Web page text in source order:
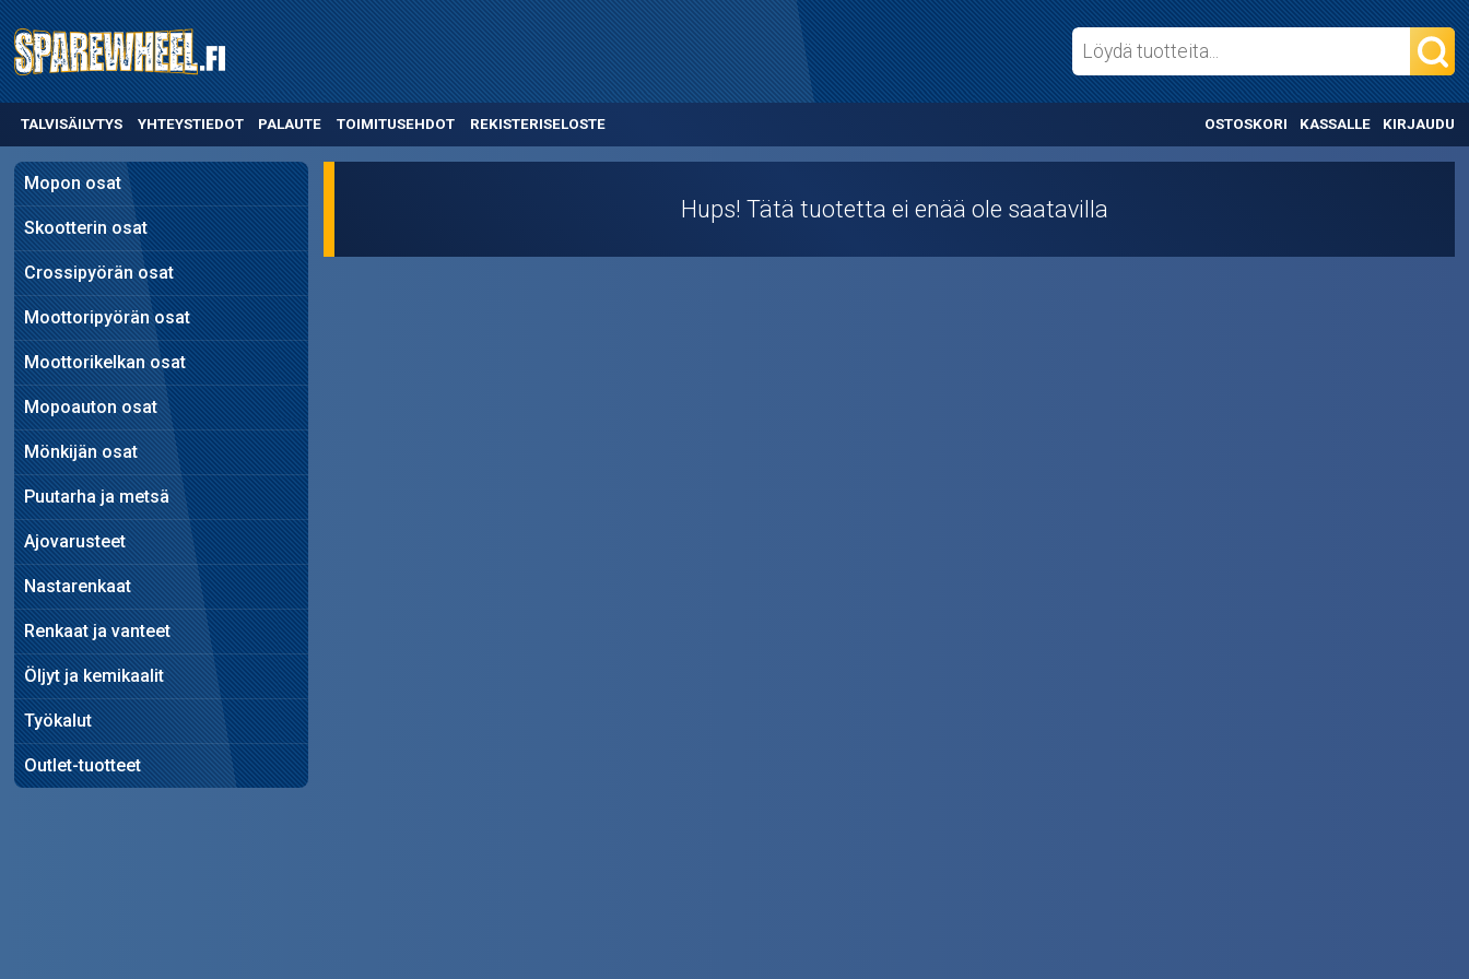
TALVISÄILYTYS YHTEYSTIEDOT PALAUTE TOIMITUSEHDOT REKISTERISELOSTE OSTOSKORI KASSALLE KIRJAUDU
Mopon osat
Skootterin osat
Crossipyörän osat
Moottoripyörän osat
Moottorikelkan osat
Mopoauton osat
Mönkijän osat
Puutarha ja metsä
Ajovarusteet
Nastarenkaat
Renkaat ja vanteet
Öljyt ja kemikaalit
Työkalut
Outlet-tuotteet
Hups! Tätä tuotetta ei enää ole saatavilla